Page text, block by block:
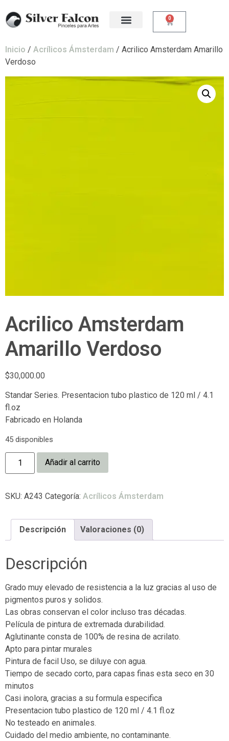
0
Inicio / Acrílicos Ámsterdam / Acrilico Amsterdam Amarillo
Verdoso
Acrilico Amsterdam
Amarillo Verdoso
$30,000.00
Standar Series. Presentacion tubo plastico de 120 ml / 4.1
fl.oz
Fabricado en Holanda
45 disponibles
Añadir al carrito
SKU: A243 Categoría: Acrílicos Ámsterdam
Descripción Valoraciones (0)
Descripción
Grado muy elevado de resistencia a la luz gracias al uso de
pigmentos puros y solidos.
Las obras conservan el color incluso tras décadas.
Película de pintura de extremada durabilidad.
Aglutinante consta de 100% de resina de acrilato.
Apto para pintar murales
Pintura de facil Uso, se diluye con agua.
Tiempo de secado corto, para capas finas esta seco en 30
minutos
Casi inolora, gracias a su formula especifica
Presentacion tubo plastico de 120 ml / 4.1 fl.oz
No testeado en animales.
Cuidado del medio ambiente, no contaminante.